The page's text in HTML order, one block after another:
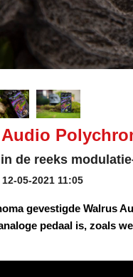
de reeks
12-05-2021 11:05
gevestigde Walrus
pedaal is, zoals